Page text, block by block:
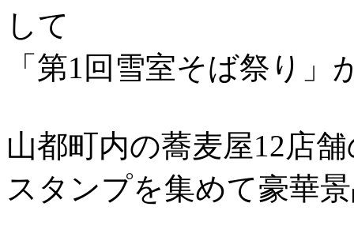
して
「第1回雪室そば祭り」
山都町内の蕎麦屋12店
スタンプを集めて豪華